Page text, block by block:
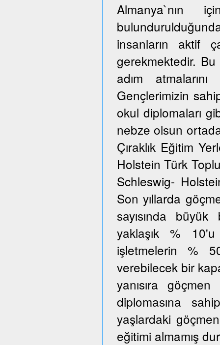
Almanya`nın
insanların aktif
gerekmektedir.
adım
Gençlerimizin
okul diplomaları
nebze olsun
Çıraklık Eğitim
Holstein Türk
Schleswig-
Son yıllarda
sayısında
yaklaşık %
işletmelerin %
verebilecek bir
yanısıra
diplomasına
yaşlardaki
eğitimi almamış